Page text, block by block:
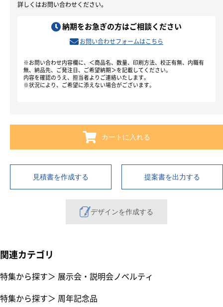
詳しくはお問い合わせください。
納期をお急ぎの方はご相談ください
お問い合わせフォームはこちら
※お問い合わせ内容欄に、＜商品名、数量、印刷方法、校正有無、内職有
無、納品先、ご発注日、ご希望納期＞を記載してください。
内容を確認のうえ、担当者よりご連絡いたします。
※状況により、ご希望に添えない場合がございます。
カートに入れる
見積書を作成する 提案書を出力する
デザインを作成する
関連カテゴリ
特集から探す＞ 展示会・説明会ノベルティ
特集から探す＞ 周年記念品